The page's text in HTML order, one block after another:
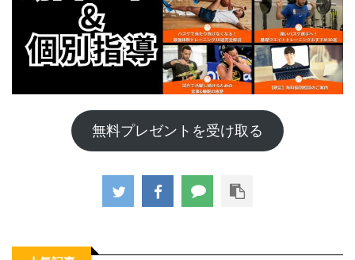
無料プレゼントを受け取る